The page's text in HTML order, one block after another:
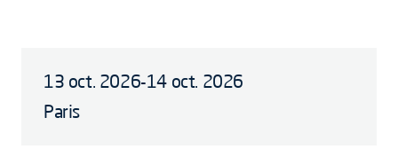
13 oct. 2026-14 oct. 2026
Paris